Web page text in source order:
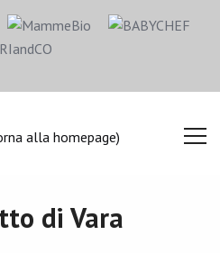
di Vara